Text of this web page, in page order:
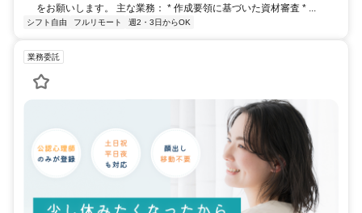
をお願いします。 主な業務： * 作成要領に基づいた資材審査 * ...
シフト自由 フルリモート 週2・3日からOK
業務委託